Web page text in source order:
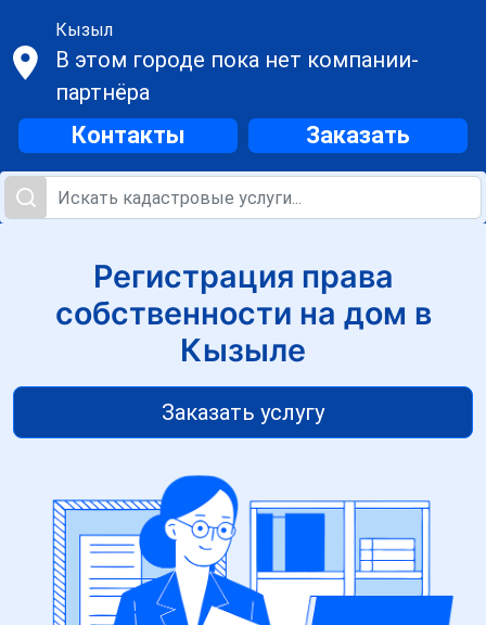
Кызыл
В этом городе пока нет компании-
партнёра
Контакты Заказать
Регистрация права
собственности на дом в
Кызыле
Заказать услугу